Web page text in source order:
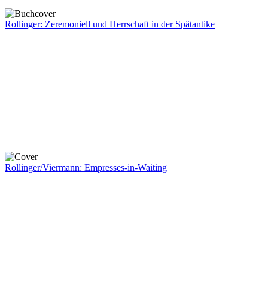
Rollinger: Zeremoniell und Herrschaft in der Spätantike
Rollinger/Viermann: Empresses-in-Waiting